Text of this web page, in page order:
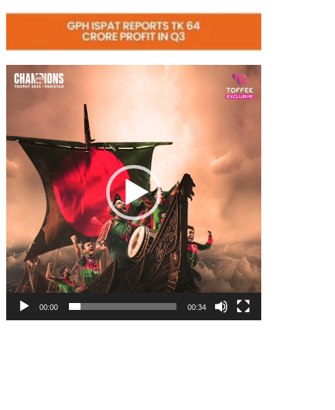
Video
Player
00:00 00:34